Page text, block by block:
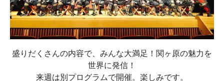
盛りだくさんの内容で、みんな大満足！関ヶ原の魅力を
世界に発信！
来週は別プログラムで開催。楽しみです。